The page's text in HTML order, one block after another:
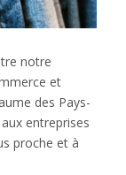
notre
et
des Pays-
entreprises
proche et à